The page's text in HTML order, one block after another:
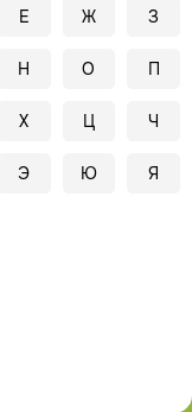
Е Ж З
Н О П
Х Ц Ч
Э Ю Я